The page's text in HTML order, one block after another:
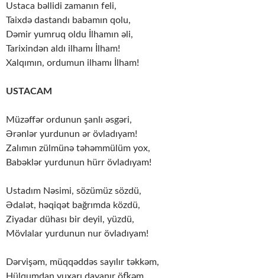
Ustaca bəllidi zamanın feli,
Taixdə dastandı babamın qolu,
Dəmir yumruq oldu İlhamın əli,
Tarixindən aldı ilhamı İlham!
Xalqımın, ordumun ilhamı İlham!
USTACAM
Müzəffər ordunun şanlı əsgəri,
Ərənlər yurdunun ər övladıyam!
Zalımın zülmünə təhəmmülüm yox,
Babəklər yurdunun hürr övladıyam!
Ustadım Nəsimi, sözümüz sözdü,
Ədalət, həqiqət bağrımda közdü,
Ziyadar dühası bir deyil, yüzdü,
Mövlalar yurdunun nur övladıyam!
Dərvişəm, müqqəddəs sayılır təkkəm,